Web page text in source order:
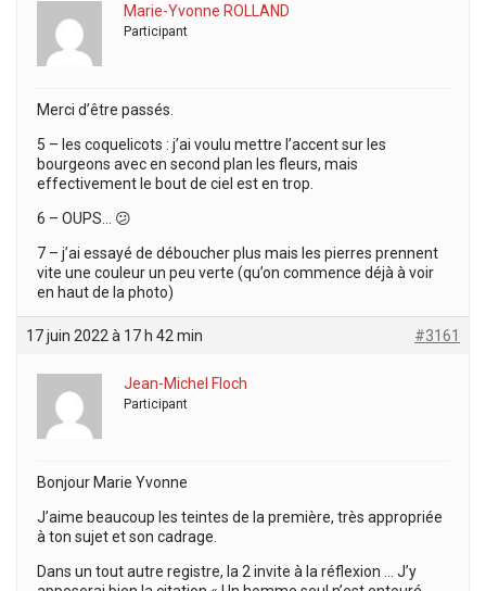
Marie-Yvonne ROLLAND
Participant
Merci d’être passés.
5 – les coquelicots : j’ai voulu mettre l’accent sur les
bourgeons avec en second plan les fleurs, mais
effectivement le bout de ciel est en trop.
6 – OUPS… 😕
7 – j’ai essayé de déboucher plus mais les pierres prennent
vite une couleur un peu verte (qu’on commence déjà à voir
en haut de la photo)
17 juin 2022 à 17 h 42 min #3161
Jean-Michel Floch
Participant
Bonjour Marie Yvonne
J’aime beaucoup les teintes de la première, très appropriée
à ton sujet et son cadrage.
Dans un tout autre registre, la 2 invite à la réflexion … J’y